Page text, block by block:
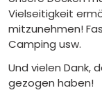
Vielseitigkeit
mitzunehmen!
Camping usw.
Und vielen Dank,
gezogen haben!